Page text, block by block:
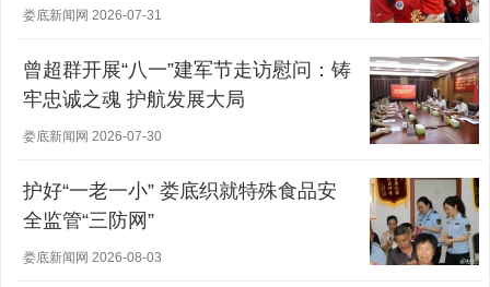
娄底新闻网 2026-07-31
曾超群开展“八一”建军节走访慰问：铸
牢忠诚之魂 护航发展大局
娄底新闻网 2026-07-30
护好“一老一小” 娄底织就特殊食品安
全监管“三防网”
娄底新闻网 2026-08-03